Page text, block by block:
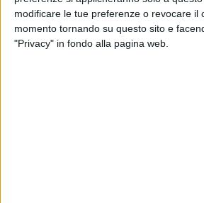
modificare le tue preferenze o revocare il
momento tornando su questo sito e
"Privacy" in fondo alla pagina web.
Salerno, Avellino, Benevento,
sono il salotto, il divano, la cucina,
letto...”, spiega. Manon vuole